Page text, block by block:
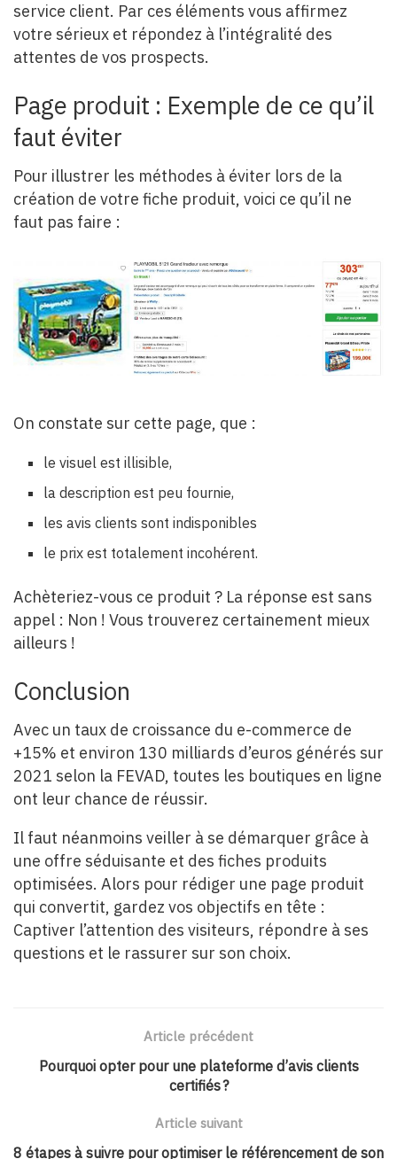
service client. Par ces éléments vous affirmez
votre sérieux et répondez à l’intégralité des
attentes de vos prospects.
Page produit : Exemple de ce qu’il
faut éviter
Pour illustrer les méthodes à éviter lors de la
création de votre fiche produit, voici ce qu’il ne
faut pas faire :
On constate sur cette page, que :
le visuel est illisible,
la description est peu fournie,
les avis clients sont indisponibles
le prix est totalement incohérent.
Achèteriez-vous ce produit ? La réponse est sans
appel : Non ! Vous trouverez certainement mieux
ailleurs !
Conclusion
Avec un taux de croissance du e-commerce de
+15% et environ 130 milliards d’euros générés sur
2021 selon la FEVAD, toutes les boutiques en ligne
ont leur chance de réussir.
Il faut néanmoins veiller à se démarquer grâce à
une offre séduisante et des fiches produits
optimisées. Alors pour rédiger une page produit
qui convertit, gardez vos objectifs en tête :
Captiver l’attention des visiteurs, répondre à ses
questions et le rassurer sur son choix.
Article précédent
Pourquoi opter pour une plateforme d’avis clients
certifiés ?
Article suivant
8 étapes à suivre pour optimiser le référencement de son